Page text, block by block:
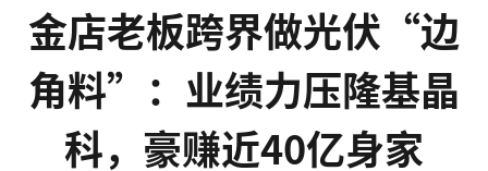
金店老板跨界做光伏“边
角料”：业绩力压隆基晶
科，豪赚近40亿身家